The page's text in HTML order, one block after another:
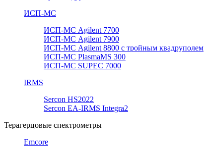
ИСП-МС
ИСП-МС Agilent 7700
ИСП-МС Agilent 7900
ИСП-МС Agilent 8800 с тройным квадруполем
ИСП-МС PlasmaMS 300
ИСП-МС SUPEC 7000
IRMS
Sercon HS2022
Sercon EA-IRMS Integra2
Терагерцовые спектрометры
Emcore